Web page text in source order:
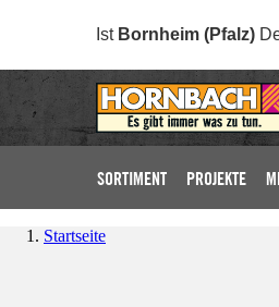
Ist Bornheim (Pfalz)
SORTIMENT PROJEKTE
Startseite